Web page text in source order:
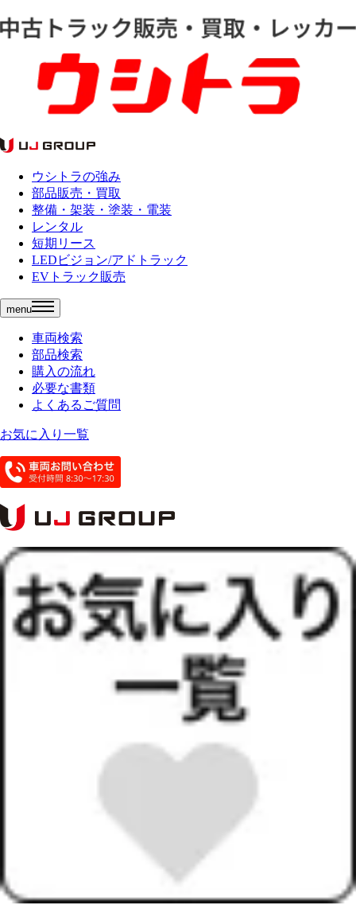
ウシトラの強み
部品販売・買取
整備・架装・塗装・電装
レンタル
短期リース
LEDビジョン/アドトラック
EVトラック販売
menu
車両検索
部品検索
購入の流れ
必要な書類
よくあるご質問
お気に入り一覧